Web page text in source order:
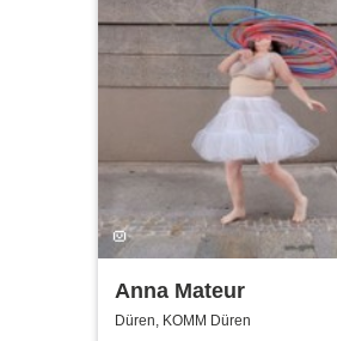
Anna Mateur
Düren, KOMM Düren